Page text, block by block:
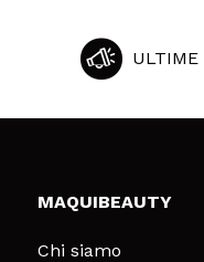
ULTIME
MAQUIBEAUTY
Chi siamo